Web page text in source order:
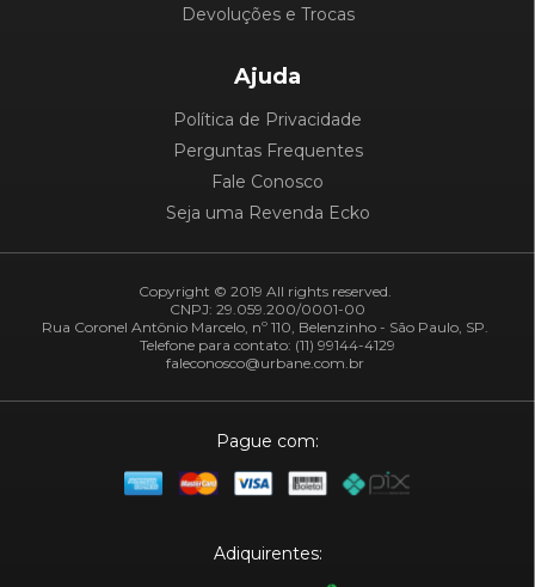
Devoluções e Trocas
Ajuda
Política de Privacidade
Perguntas Frequentes
Fale Conosco
Seja uma Revenda Ecko
Copyright © 2019 All rights reserved.
CNPJ: 29.059.200/0001-00
Rua Coronel Antônio Marcelo, nº 110, Belenzinho - São Paulo, SP.
Telefone para contato: (11) 99144-4129
faleconosco@urbane.com.br
Pague com:
Adiquirentes: